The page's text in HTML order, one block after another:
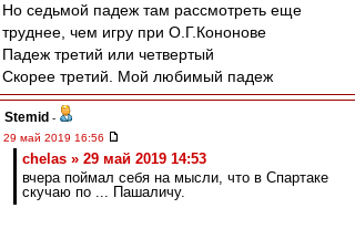
Но седьмой падеж там рассмотреть еще
труднее, чем игру при О.Г.Кононове
Падеж третий или четвертый
Скорее третий. Мой любимый падеж
Stemid -
29 май 2019 16:56
chelas » 29 май 2019 14:53
вчера поймал себя на мысли, что в Спартаке
скучаю по ... Пашаличу.